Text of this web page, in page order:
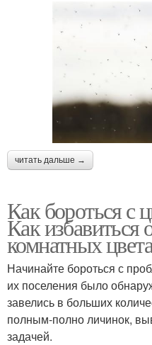
читать дальше →
Как бороться с
Как избавиться
комнатных
Начинайте бороться с
их поселения было
завелись в больших
полным-полно личинок,
задачей.